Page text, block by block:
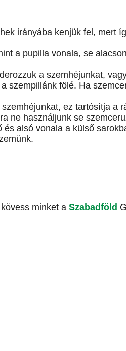
irányába kenjük fel, mert
a pupilla vonala, se
a szemhéjunkat,
szempillánk fölé. Ha
ez tartósítja a
ne használjunk se
alsó vonala a külső
minket a Szabadföld